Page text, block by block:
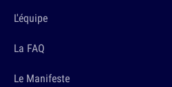
L'équipe
La FAQ
Le Manifeste